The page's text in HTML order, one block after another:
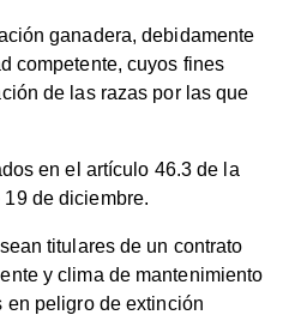
ganadera, debidamente
competente, cuyos fines
de las razas por las que
en el artículo 46.3 de la
19 de diciembre.
titulares de un contrato
y clima de mantenimiento
en peligro de extinción